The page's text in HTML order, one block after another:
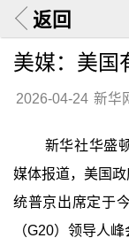
返回
美媒：美国
2026-04-24 新华
新华社华盛
媒体报道，美国
统普京出席定于
（G20）领导人峰